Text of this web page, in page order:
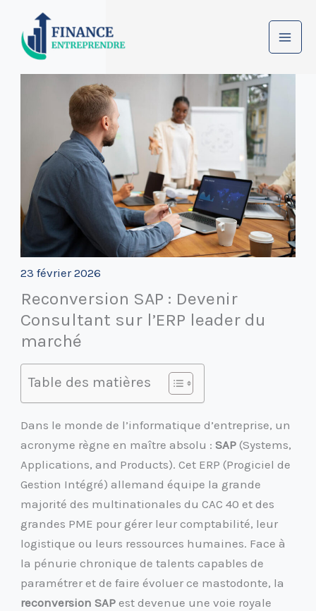
contenu
23 février 2026
Reconversion SAP : Devenir
Consultant sur l’ERP leader du
marché
Table des matières
Dans le monde de l’informatique d’entreprise, un
acronyme règne en maître absolu :SAP (Systems,
Applications, and Products). Cet ERP (Progiciel de
Gestion Intégré) allemand équipe la grande
majorité des multinationales du CAC 40 et des
grandes PME pour gérer leur comptabilité, leur
logistique ou leurs ressources humaines. Face à
la pénurie chronique de talents capables de
paramétrer et de faire évoluer ce mastodonte, la
reconversion SAP est devenue une voie royale